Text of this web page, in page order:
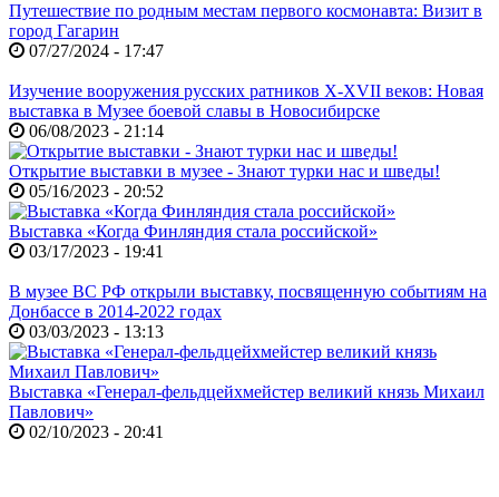
Путешествие по родным местам первого космонавта: Визит в
город Гагарин
07/27/2024 - 17:47
Изучение вооружения русских ратников X-XVII веков: Новая
выставка в Музее боевой славы в Новосибирске
06/08/2023 - 21:14
Открытие выставки в музее - Знают турки нас и шведы!
05/16/2023 - 20:52
Выставка «Когда Финляндия стала российской»
03/17/2023 - 19:41
В музее ВС РФ открыли выставку, посвященную событиям на
Донбассе в 2014-2022 годах
03/03/2023 - 13:13
Выставка «Генерал-фельдцейхмейстер великий князь Михаил
Павлович»
02/10/2023 - 20:41